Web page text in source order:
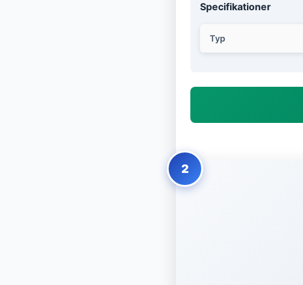
Specifikationer
Typ
2